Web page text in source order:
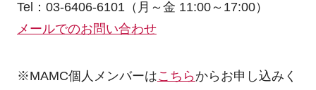
Tel：03-6406-6101（月～金 11:00～17:00）
メールでのお問い合わせ
※MAMC個人メンバーはこちら からお申し込みく